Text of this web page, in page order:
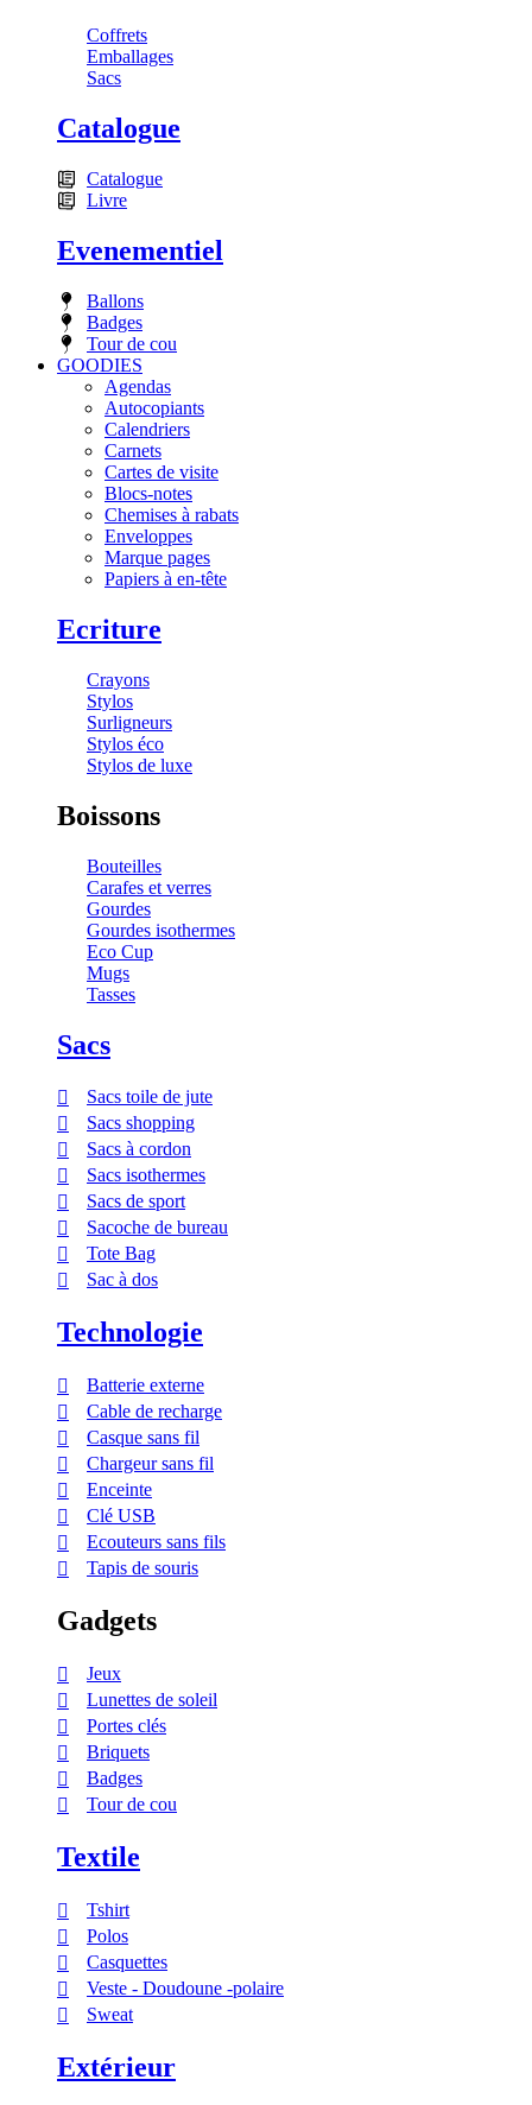
Coffrets
Emballages
Sacs
Catalogue
Catalogue
Livre
Evenementiel
Ballons
Badges
Tour de cou
GOODIES
Agendas
Autocopiants
Calendriers
Carnets
Cartes de visite
Blocs-notes
Chemises à rabats
Enveloppes
Marque pages
Papiers à en-tête
Ecriture
Crayons
Stylos
Surligneurs
Stylos éco
Stylos de luxe
Boissons
Bouteilles
Carafes et verres
Gourdes
Gourdes isothermes
Eco Cup
Mugs
Tasses
Sacs
Sacs toile de jute
Sacs shopping
Sacs à cordon
Sacs isothermes
Sacs de sport
Sacoche de bureau
Tote Bag
Sac à dos
Technologie
Batterie externe
Cable de recharge
Casque sans fil
Chargeur sans fil
Enceinte
Clé USB
Ecouteurs sans fils
Tapis de souris
Gadgets
Jeux
Lunettes de soleil
Portes clés
Briquets
Badges
Tour de cou
Textile
Tshirt
Polos
Casquettes
Veste - Doudoune -polaire
Sweat
Extérieur